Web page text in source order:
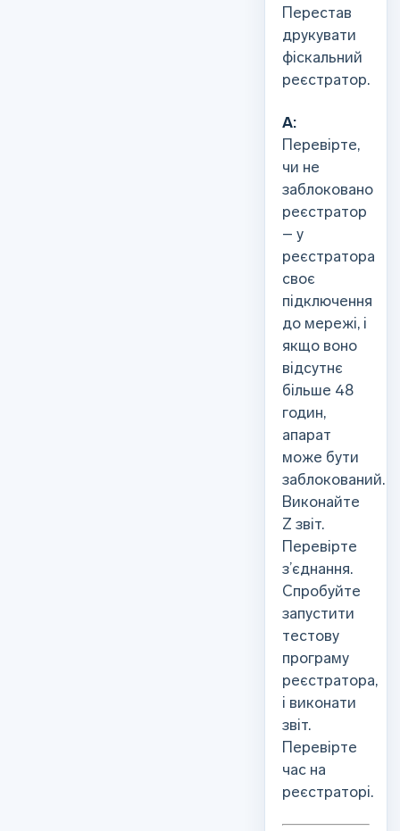
Перестав
друкувати
фіскальний
реєстратор.
А:
Перевірте,
чи не
заблоковано
реєстратор
– у
реєстратора
своє
підключення
до мережі, і
якщо воно
відсутнє
більше 48
годин,
апарат
може бути
заблокований.
Виконайте
Z звіт.
Перевірте
з’єднання.
Спробуйте
запустити
тестову
програму
реєстратора,
і виконати
звіт.
Перевірте
час на
реєстраторі.